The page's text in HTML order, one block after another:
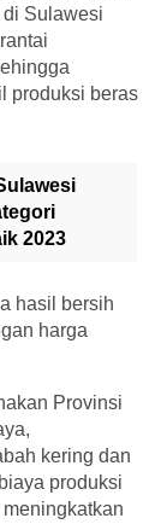
Sulawesi
produksi beras
2023
hasil bersih
harga
Provinsi
kering dan
produksi